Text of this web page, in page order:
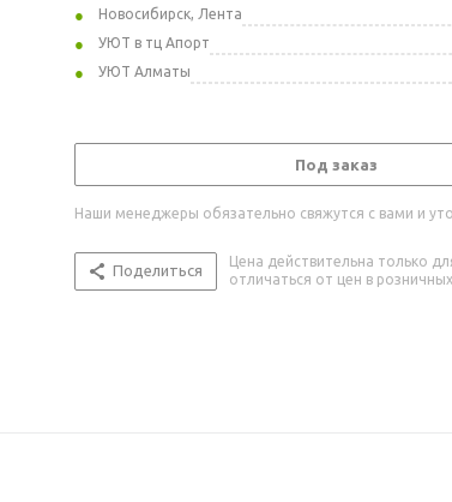
Новосибирск, Лента
УЮТ в тц Апорт
УЮТ Алматы
Под заказ
Наши менеджеры обязательно свяжутся с вами и
Поделиться
Цена действительна только
отличаться от цен в